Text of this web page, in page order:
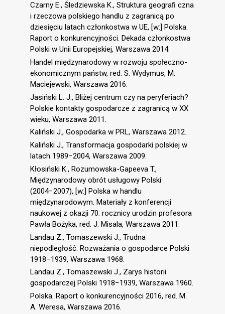
Czarny E., Śledziewska K., Struktura geograﬁ czna
i rzeczowa polskiego handlu z zagranicą po
dziesięciu latach członkostwa w UE, [w:] Polska.
Raport o konkurencyjności. Dekada członkostwa
Polski w Unii Europejskiej, Warszawa 2014.
Handel międzynarodowy w rozwoju społeczno-
ekonomicznym państw, red. S. Wydymus, M.
Maciejewski, Warszawa 2016.
Jasiński L. J., Bliżej centrum czy na peryferiach?
Polskie kontakty gospodarcze z zagranicą w XX
wieku, Warszawa 2011.
Kaliński J., Gospodarka w PRL, Warszawa 2012.
Kaliński J., Transformacja gospodarki polskiej w
latach 1989−2004, Warszawa 2009.
Kłosiński K., Rozumowska-Gapeeva T.,
Międzynarodowy obrót usługowy Polski
(2004−2007), [w:] Polska w handlu
międzynarodowym. Materiały z konferencji
naukowej z okazji 70. rocznicy urodzin profesora
Pawła Bożyka, red. J. Misala, Warszawa 2011.
Landau Z., Tomaszewski J., Trudna
niepodległość. Rozważania o gospodarce Polski
1918−1939, Warszawa 1968.
Landau Z., Tomaszewski J., Zarys historii
gospodarczej Polski 1918−1939, Warszawa 1960.
Polska. Raport o konkurencyjności 2016, red. M.
A. Weresa, Warszawa 2016.